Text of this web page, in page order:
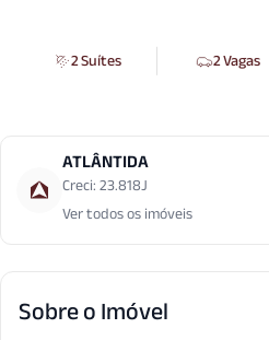
2 Suítes 2 Vagas
ATLÂNTIDA
Creci: 23.818J
Ver todos os imóveis
Sobre o Imóvel